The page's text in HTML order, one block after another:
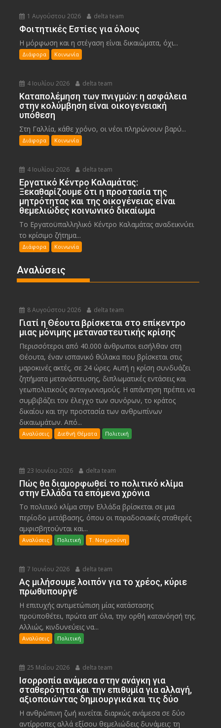
1 Αυγούστου 2026 delta team
Φοιτητικές Εστίες για όλους
Η μόρφωση και η στέγαση είναι δικαιώματα, όχι...
Διάφορα Κοινωνία
4 Ιουλίου 2026 delta team
Καταπολέμηση των πνιγμών: η ασφάλεια
στην κολύμβηση είναι οικογενειακή
υπόθεση
Στη Γαλλία, κάθε χρόνο, οι νέοι πληρώνουν βαρύ...
Διάφορα Κοινωνία
4 Ιουλίου 2026 delta team
Εργατικό Κέντρο Καλαμάτας:
Ξεκαθαρίζουμε ότι η προστασία της
μητρότητας και της οικογένειας είναι
θεμελιώδες κοινωνικό δικαίωμα
Το Εργατοϋπαλληλικό Κέντρο Καλαμάτας αναδεικνύει
το κρίσιμο ζήτημα...
Διάφορα Κοινωνία
Αναλύσεις
8 Αυγούστου 2026 delta team
Γιατί η Θέουτα βρίσκεται στο επίκεντρο
μιας μόνιμης μεταναστευτικής κρίσης
Περισσότεροι από 40.000 άνθρωποι εισήλθαν στη
Θέουτα, έναν ισπανικό θύλακα που βρίσκεται στις
μαροκινές ακτές, σε 24 ώρες. Αυτή η κρίση συνδυάζει
ζητήματα μετανάστευσης, διπλωματικές εντάσεις και
γεωπολιτικούς ανταγωνισμούς. Η απάντηση πρέπει να
συμβιβάζει τον έλεγχο των συνόρων, το κράτος
δικαίου και την προστασία των ανθρωπίνων
δικαιωμάτων. Από...
Αναλύσεις Διεθνή Θέματα Πολιτική
23 Ιουνίου 2026 delta team
Πώς θα διαμορφωθεί το πολιτικό κλίμα
στην Ελλάδα τα επόμενα χρόνια
Το πολιτικό κλίμα στην Ελλάδα βρίσκεται σε μια
περίοδο μετάβασης, όπου οι παραδοσιακές σταθερές
αμφισβητούνται και...
Αναλύσεις Πολιτική Τ. Νοημοσύνη
7 Ιουνίου 2026 delta team
Ας μιλήσουμε λοιπόν για το χρέος, κύριε
πρωθυπουργέ
Η επιτυχής αντιμετώπιση μίας κατάστασης
προϋποθέτει, πρώτα απ’ όλα, την ορθή κατανόησή της.
Αλλιώς, κινδυνεύεις να...
Αναλύσεις Πολιτική
25 Μαΐου 2026 delta team
Ισορροπία ανάμεσα στην ανάγκη για
σταθερότητα και την επιθυμία για αλλαγή,
αξιοποιώντας δημιουργικά και τις δύο
Η ανθρώπινη ζωή κινείται διαρκώς ανάμεσα σε δύο
αντίρροπες αλλά εξίσου θεμελιώδεις δυνάμεις: τη